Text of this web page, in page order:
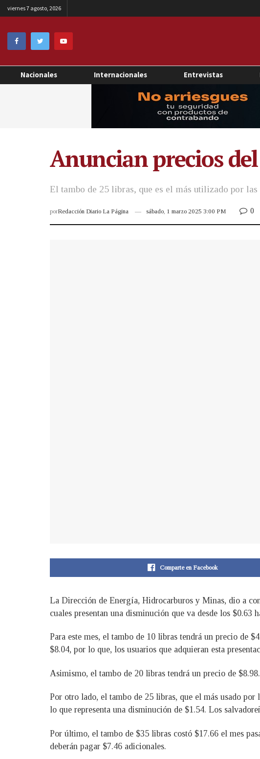
viernes 7 agosto, 2026
Nacionales Internacionales Entrevistas
Anuncian precios
El tambo de 25 libras, que es el más utilizado por
porRedacción Diario La Página sábado, 1 marzo 2025 3:00 PM 0
Comparte en Facebook
La Dirección de Energía, Hidrocarburos y Minas, dio a
cuales presentan una disminución que va desde los $0.63
Para este mes, el tambo de 10 libras tendrá un precio de
$8.04, por lo que, los usuarios que adquieran esta
Asimismo, el tambo de 20 libras tendrá un precio de
Por otro lado, el tambo de 25 libras, que el más usado
lo que representa una disminución de $1.54. Los
Por último, el tambo de $35 libras costó $17.66 el mes
deberán pagar $7.46 adicionales.